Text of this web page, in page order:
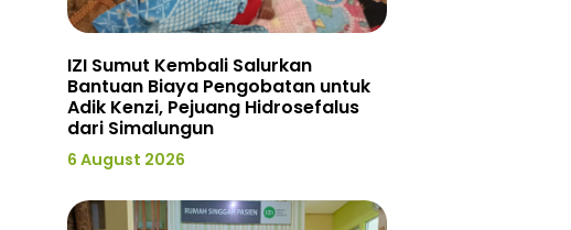
IZI Sumut Kembali Salurkan
Bantuan Biaya Pengobatan untuk
Adik Kenzi, Pejuang Hidrosefalus
dari Simalungun
6 August 2026